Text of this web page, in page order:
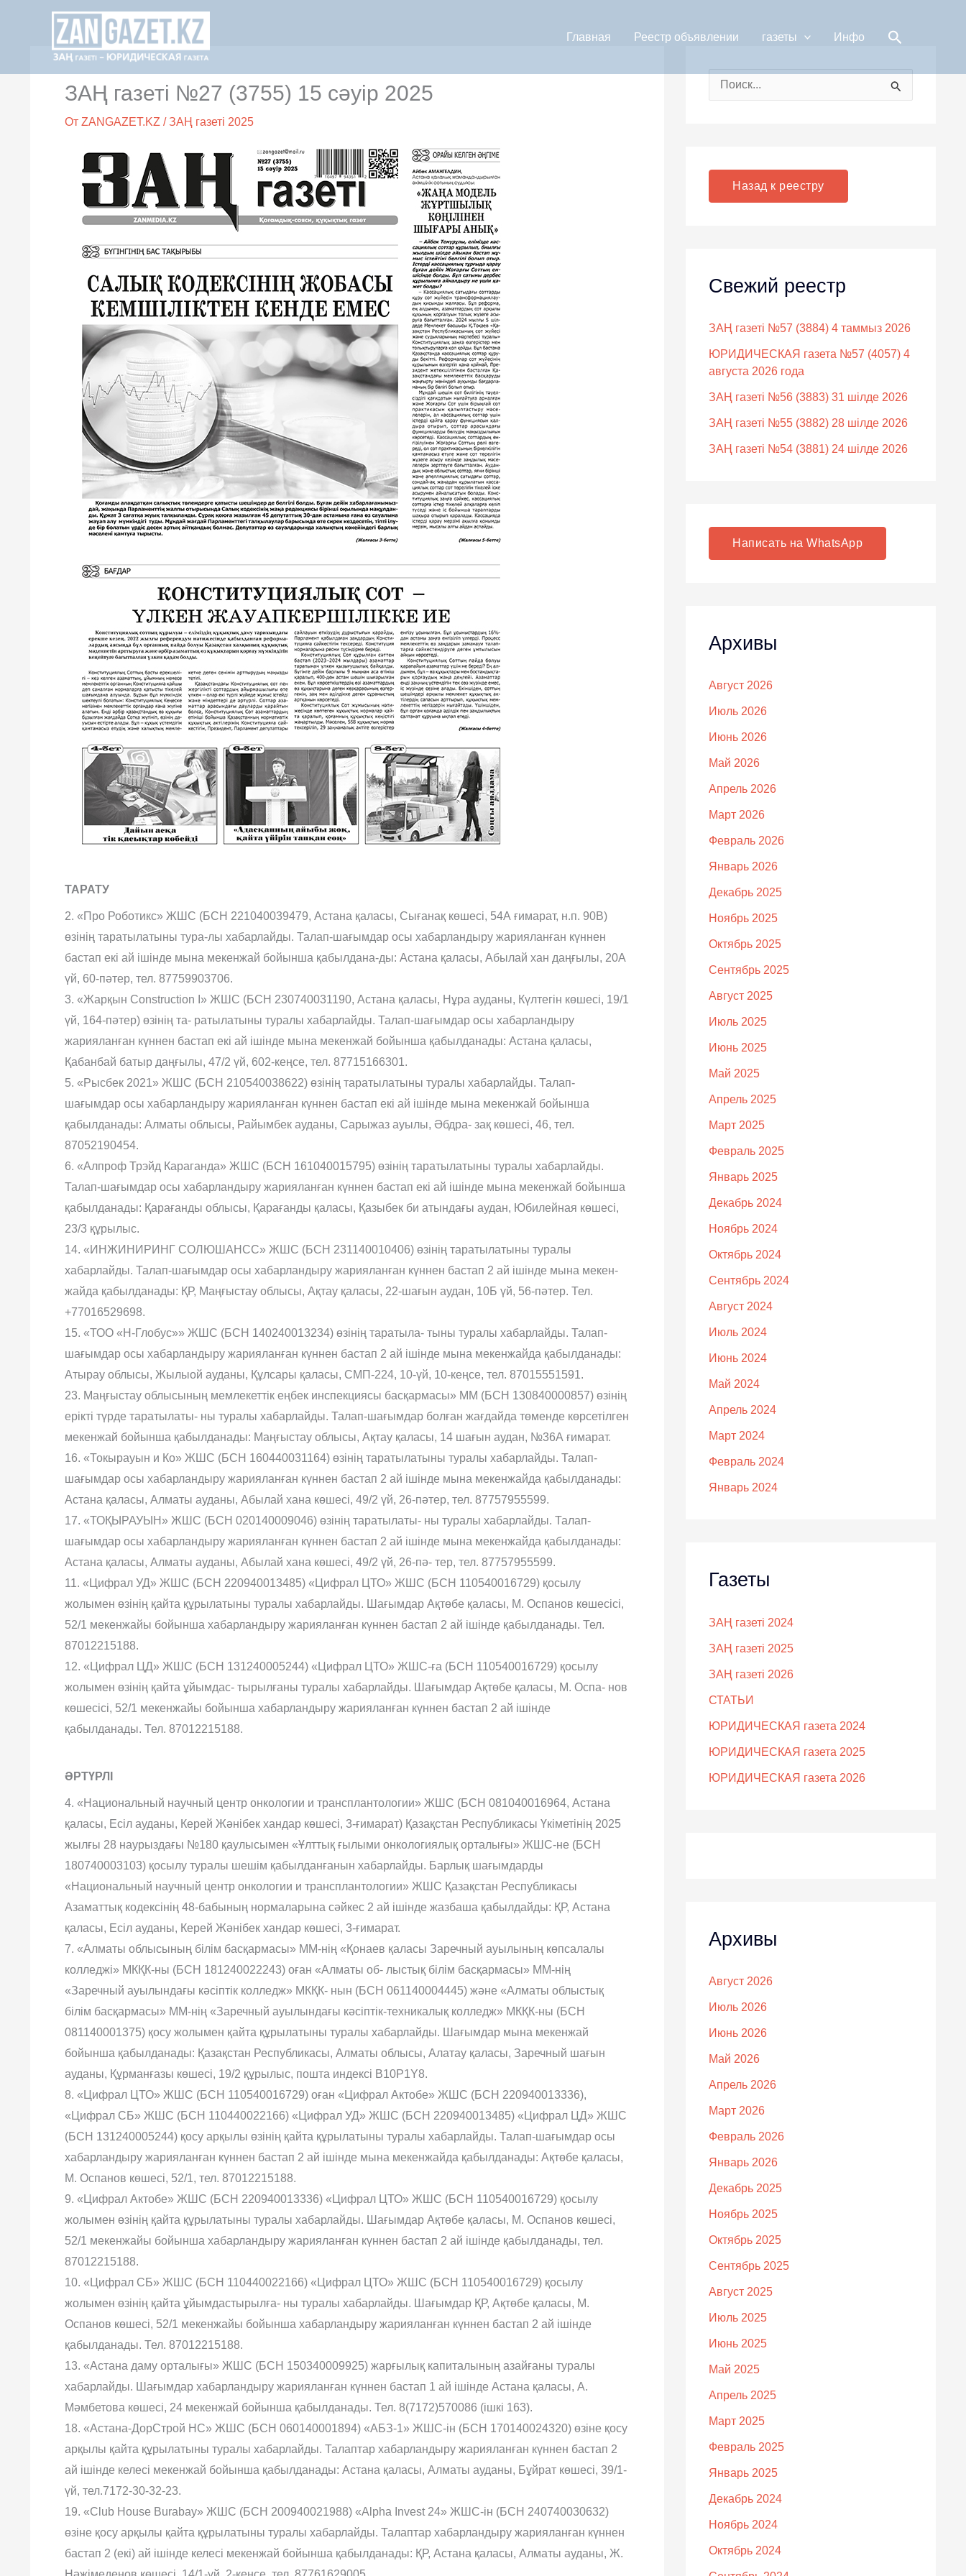
содержимому
Главная Реестр объявлении газеты Инфо Поиск
ЗАҢ газеті №27 (3755) 15 сәуір 2025
От ZANGAZET.KZ /ЗАҢ газеті 2025
ТАРАТУ
2. «Про Роботикс» ЖШС (БСН 221040039479, Астана қаласы, Сығанақ көшесі, 54А ғимарат, н.п. 90В)
өзінің таратылатыны тура-лы хабарлайды. Талап-шағымдар осы хабарландыру жарияланған күннен
бастап екі ай ішінде мына мекенжай бойынша қабылдана-ды: Астана қаласы, Абылай хан даңғылы, 20А
үй, 60-пәтер, тел. 87759903706.
3. «Жарқын Construction I» ЖШС (БСН 230740031190, Астана қаласы, Нұра ауданы, Күлтегін көшесі, 19/1
үй, 164-пәтер) өзінің та- ратылатыны туралы хабарлайды. Талап-шағымдар осы хабарландыру
жарияланған күннен бастап екі ай ішінде мына мекенжай бойынша қабылданады: Астана қаласы,
Қабанбай батыр даңғылы, 47/2 үй, 602-кеңсе, тел. 87715166301.
5. «Рысбек 2021» ЖШС (БСН 210540038622) өзінің таратылатыны туралы хабарлайды. Талап-
шағымдар осы хабарландыру жарияланған күннен бастап екі ай ішінде мына мекенжай бойынша
қабылданады: Алматы облысы, Райымбек ауданы, Сарыжаз ауылы, Әбдра- зақ көшесі, 46, тел.
87052190454.
6. «Алпроф Трэйд Караганда» ЖШС (БСН 161040015795) өзінің таратылатыны туралы хабарлайды.
Талап-шағымдар осы хабарландыру жарияланған күннен бастап екі ай ішінде мына мекенжай бойынша
қабылданады: Қарағанды облысы, Қарағанды қаласы, Қазыбек би атындағы аудан, Юбилейная көшесі,
23/3 құрылыс.
14. «ИНЖИНИРИНГ СОЛЮШАНСС» ЖШС (БСН 231140010406) өзінің таратылатыны туралы
хабарлайды. Талап-шағымдар осы хабарландыру жарияланған күннен бастап 2 ай ішінде мына мекен-
жайда қабылданады: ҚР, Маңғыстау облысы, Ақтау қаласы, 22-шағын аудан, 10Б үй, 56-пәтер. Тел.
+77016529698.
15. «ТОО «Н-Глобус»» ЖШС (БСН 140240013234) өзінің таратыла- тыны туралы хабарлайды. Талап-
шағымдар осы хабарландыру жарияланған күннен бастап 2 ай ішінде мына мекенжайда қабылданады:
Атырау облысы, Жылыой ауданы, Құлсары қаласы, СМП-224, 10-үй, 10-кеңсе, тел. 87015551591.
23. Маңғыстау облысының мемлекеттік еңбек инспекциясы басқармасы» ММ (БСН 130840000857) өзінің
ерікті түрде таратылаты- ны туралы хабарлайды. Талап-шағымдар болған жағдайда төменде көрсетілген
мекенжай бойынша қабылданады: Маңғыстау облысы, Ақтау қаласы, 14 шағын аудан, №36А ғимарат.
16. «Токырауын и Ко» ЖШС (БСН 160440031164) өзінің таратылатыны туралы хабарлайды. Талап-
шағымдар осы хабарландыру жарияланған күннен бастап 2 ай ішінде мына мекенжайда қабылданады:
Астана қаласы, Алматы ауданы, Абылай хана көшесі, 49/2 үй, 26-пәтер, тел. 87757955599.
17. «ТОҚЫРАУЫН» ЖШС (БСН 020140009046) өзінің таратылаты- ны туралы хабарлайды. Талап-
шағымдар осы хабарландыру жарияланған күннен бастап 2 ай ішінде мына мекенжайда қабылданады:
Астана қаласы, Алматы ауданы, Абылай хана көшесі, 49/2 үй, 26-пә- тер, тел. 87757955599.
11. «Цифрал УД» ЖШС (БСН 220940013485) «Цифрал ЦТО» ЖШС (БСН 110540016729) қосылу
жолымен өзінің қайта құрылатыны туралы хабарлайды. Шағымдар Ақтөбе қаласы, М. Оспанов көшесісі,
52/1 мекенжайы бойынша хабарландыру жарияланған күннен бастап 2 ай ішінде қабылданады. Тел.
87012215188.
12. «Цифрал ЦД» ЖШС (БСН 131240005244) «Цифрал ЦТО» ЖШС-ға (БСН 110540016729) қосылу
жолымен өзінің қайта ұйымдас- тырылғаны туралы хабарлайды. Шағымдар Ақтөбе қаласы, М. Оспа- нов
көшесісі, 52/1 мекенжайы бойынша хабарландыру жарияланған күннен бастап 2 ай ішінде
қабылданады. Тел. 87012215188.
ӘРТҮРЛІ
4. «Национальный научный центр онкологии и трансплантологии» ЖШС (БСН 081040016964, Астана
қаласы, Есіл ауданы, Керей Жәнібек хандар көшесі, 3-ғимарат) Қазақстан Республикасы Үкіметінің 2025
жылғы 28 наурыздағы №180 қаулысымен «Ұлттық ғылыми онкологиялық орталығы» ЖШС-не (БСН
180740003103) қосылу туралы шешім қабылданғанын хабарлайды. Барлық шағымдарды
«Национальный научный центр онкологии и трансплантологии» ЖШС Қазақстан Республикасы
Азаматтық кодексінің 48-бабының нормаларына сәйкес 2 ай ішінде жазбаша қабылдайды: ҚР, Астана
қаласы, Есіл ауданы, Керей Жәнібек хандар көшесі, 3-ғимарат.
7. «Алматы облысының білім басқармасы» ММ-нің «Қонаев қаласы Заречный ауылының көпсалалы
колледжі» МКҚК-ны (БСН 181240022243) оған «Алматы об- лыстық білім басқармасы» ММ-нің
«Заречный ауылындағы кәсіптік колледж» МКҚК- нын (БСН 061140004445) және «Алматы облыстық
білім басқармасы» ММ-нің «Заречный ауылындағы кәсіптік-техникалық колледж» МКҚК-ны (БСН
081140001375) қосу жолымен қайта құрылатыны туралы хабарлайды. Шағымдар мына мекенжай
бойынша қабылданады: Қазақстан Республикасы, Алматы облысы, Алатау қаласы, Заречный шағын
ауданы, Құрманғазы көшесі, 19/2 құрылыс, пошта индексі B10P1Y8.
8. «Цифрал ЦТО» ЖШС (БСН 110540016729) оған «Цифрал Актобе» ЖШС (БСН 220940013336),
«Цифрал СБ» ЖШС (БСН 110440022166) «Цифрал УД» ЖШС (БСН 220940013485) «Цифрал ЦД» ЖШС
(БСН 131240005244) қосу арқылы өзінің қайта құрылатыны туралы хабарлайды. Талап-шағымдар осы
хабарландыру жарияланған күннен бастап 2 ай ішінде мына мекенжайда қабылданады: Ақтөбе қаласы,
М. Оспанов көшесі, 52/1, тел. 87012215188.
9. «Цифрал Актобе» ЖШС (БСН 220940013336) «Цифрал ЦТО» ЖШС (БСН 110540016729) қосылу
жолымен өзінің қайта құрылатыны туралы хабарлайды. Шағымдар Ақтөбе қаласы, М. Оспанов көшесі,
52/1 мекенжайы бойынша хабарландыру жарияланған күннен бастап 2 ай ішінде қабылданады, тел.
87012215188.
10. «Цифрал СБ» ЖШС (БСН 110440022166) «Цифрал ЦТО» ЖШС (БСН 110540016729) қосылу
жолымен өзінің қайта ұйымдастырылға- ны туралы хабарлайды. Шағымдар ҚР, Ақтөбе қаласы, М.
Оспанов көшесі, 52/1 мекенжайы бойынша хабарландыру жарияланған күннен бастап 2 ай ішінде
қабылданады. Тел. 87012215188.
13. «Астана даму орталығы» ЖШС (БСН 150340009925) жарғылық капиталының азайғаны туралы
хабарлайды. Шағымдар хабарландыру жарияланған күннен бастап 1 ай ішінде Астана қаласы, А.
Мәмбетова көшесі, 24 мекенжай бойынша қабылданады. Тел. 8(7172)570086 (ішкі 163).
18. «Астана-ДорСтрой НС» ЖШС (БСН 060140001894) «АБЗ-1» ЖШС-ін (БСН 170140024320) өзіне қосу
арқылы қайта құрылатыны туралы хабарлайды. Талаптар хабарландыру жарияланған күннен бастап 2
ай ішінде келесі мекенжай бойынша қабылданады: Астана қаласы, Алматы ауданы, Бұйрат көшесі, 39/1-
үй, тел.7172-30-32-23.
19. «Club House Burabay» ЖШС (БСН 200940021988) «Alpha Invest 24» ЖШС-ін (БСН 240740030632)
өзіне қосу арқылы қайта құрылатыны туралы хабарлайды. Талаптар хабарландыру жарияланған күннен
бастап 2 (екі) ай ішінде келесі мекенжай бойынша қабылданады: ҚР, Астана қаласы, Алматы ауданы, Ж.
:
Назад к реестру
Свежий реестр
ЗАҢ газеті №57 (3884) 4 таммыз 2026
ЮРИДИЧЕСКАЯ газета №57 (4057) 4
августа 2026 года
ЗАҢ газеті №56 (3883) 31 шілде 2026
ЗАҢ газеті №55 (3882) 28 шілде 2026
ЗАҢ газеті №54 (3881) 24 шілде 2026
Написать на WhatsApp
Архивы
Август 2026
Июль 2026
Июнь 2026
Май 2026
Апрель 2026
Март 2026
Февраль 2026
Январь 2026
Декабрь 2025
Ноябрь 2025
Октябрь 2025
Сентябрь 2025
Август 2025
Июль 2025
Июнь 2025
Май 2025
Апрель 2025
Март 2025
Февраль 2025
Январь 2025
Декабрь 2024
Ноябрь 2024
Октябрь 2024
Сентябрь 2024
Август 2024
Июль 2024
Июнь 2024
Май 2024
Апрель 2024
Март 2024
Февраль 2024
Январь 2024
Газеты
ЗАҢ газеті 2024
ЗАҢ газеті 2025
ЗАҢ газеті 2026
СТАТЬИ
ЮРИДИЧЕСКАЯ газета 2024
ЮРИДИЧЕСКАЯ газета 2025
ЮРИДИЧЕСКАЯ газета 2026
Архивы
Август 2026
Июль 2026
Июнь 2026
Май 2026
Апрель 2026
Март 2026
Февраль 2026
Январь 2026
Декабрь 2025
Ноябрь 2025
Октябрь 2025
Сентябрь 2025
Август 2025
Июль 2025
Июнь 2025
Май 2025
Апрель 2025
Март 2025
Февраль 2025
Январь 2025
Декабрь 2024
Ноябрь 2024
Октябрь 2024